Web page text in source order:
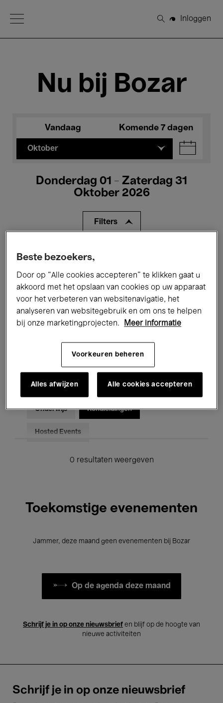
Open Menu
Zoeken
Inloggen
Nu bij Bozar
Vandaag Komende 7 dagen
Oktober
Donderdag 01 - Zaterdag 31
Oktober 2026
Filters
Alle evenementen
Tentoonstellingen Films
Performances Lezingen & Debatten
Jazz Klassieke Muziek Global Music
Voor iedereen Kids’ Palace
Onderwijs Rondleidingen
Hosted Events
0 resultaten weergeven
Toekomstige evenementen
Jammer, deze maand geen evenementen bij Bozar
Op de agenda deze maand
Schrijf je in op onze nieuwsbrief en blijf op de hoogte van
nieuwe activiteiten
Schrijf je in op onze nieuwsbrief
Beste bezoekers,
Door op “Alle cookies accepteren” te klikken gaat u
akkoord met het opslaan van cookies op uw apparaat
voor het verbeteren van websitenavigatie, het
analyseren van websitegebruik en om ons te helpen
bij onze marketingprojecten.
Meer informatie
Voorkeuren beheren
Alles afwijzen Alle cookies accepteren